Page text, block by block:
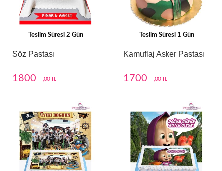
Teslim Süresi 2 Gün
Söz Pastası
1800 ,00 TL
Teslim Süresi 1 Gün
Kamuflaj Asker Pastası
1700 ,00 TL